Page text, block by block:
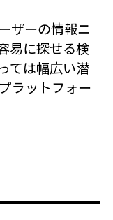
ザーの情報ニ
易に探せる検
ては幅広い潜
ラットフォー